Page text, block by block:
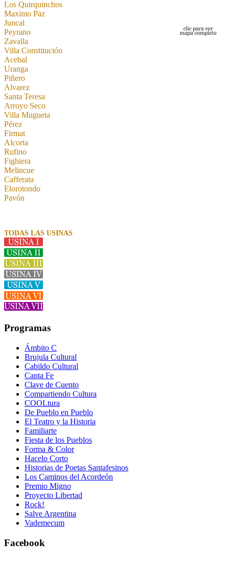
Los Quirquinchos
Maximo Paz
Juncal
Peyrano
Zavalla
Villa Constitución
Acebal
Uranga
Piñero
Alvarez
Santa Teresa
Arroyo Seco
Villa Mugueta
Pérez
Firmat
Alcorta
Rufino
Fighiera
Melincue
Cafferata
Elorotondo
Pavón
TODAS LAS USINAS
Programas
Ámbito C
Brujula Cultural
Cabildo Cultural
Canta Fe
Clave de Cuento
Compartiendo Cultura
COOLtura
De Pueblo en Pueblo
El Teatro y la Historia
Familiarte
Fiesta de los Pueblos
Forma & Color
Hacelo Corto
Historias de Poetas Santafesinos
Los Caminos del Acordeón
Premio Migno
Proyecto Libertad
Rock!
Salve Argentina
Vademecum
Facebook